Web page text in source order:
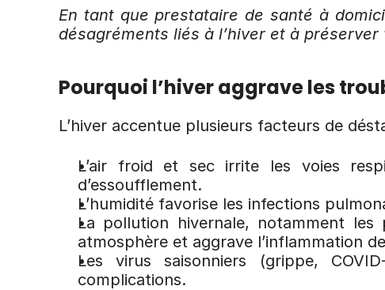
En tant que prestataire de santé à
désagréments liés à l’hiver et à
Pourquoi l’hiver aggrave les
L’hiver accentue plusieurs facteurs de
L’air froid et sec irrite les voies
d’essoufflement.
L’humidité favorise les infections
La pollution hivernale, notamment
atmosphère et aggrave l’inflammation
Les virus saisonniers (grippe,
complications.